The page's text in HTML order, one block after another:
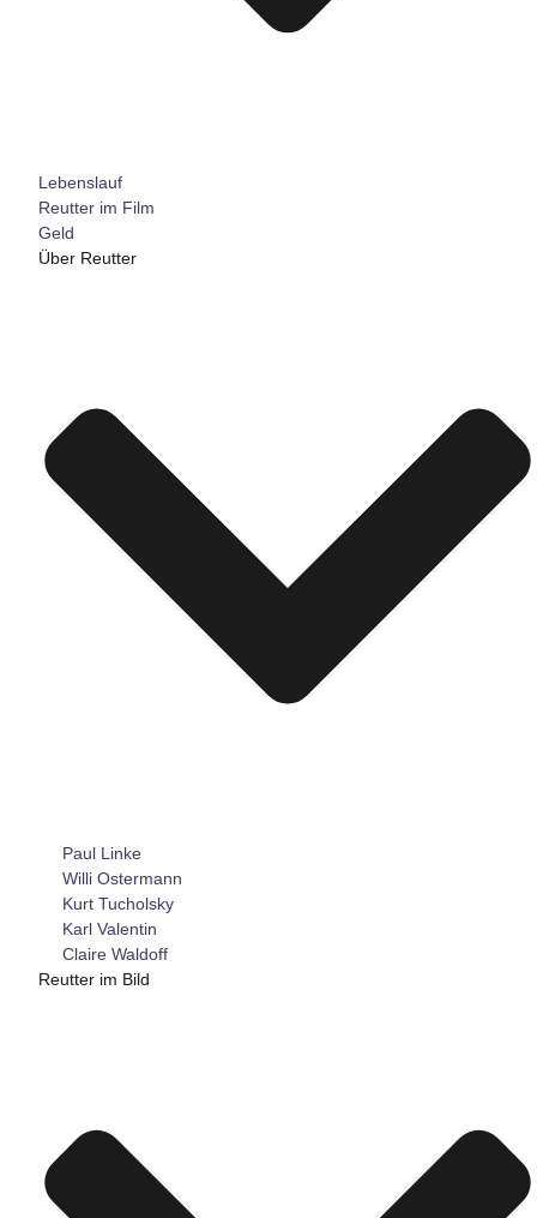
Lebenslauf
Reutter im Film
Geld
Über Reutter
Paul Linke
Willi Ostermann
Kurt Tucholsky
Karl Valentin
Claire Waldoff
Reutter im Bild